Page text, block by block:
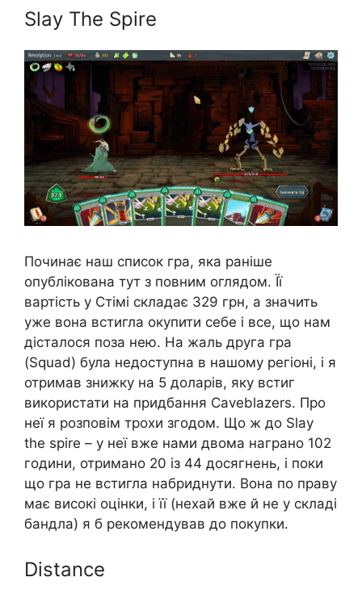
Slay The Spire
Починає наш список гра, яка раніше
опублікована тут з повним оглядом. Її
вартість у Стімі складає 329 грн, а значить
уже вона встигла окупити себе і все, що нам
дісталося поза нею. На жаль друга гра
(Squad) була недоступна в нашому регіоні, і я
отримав знижку на 5 доларів, яку встиг
використати на придбання Caveblazers. Про
неї я розповім трохи згодом. Що ж до Slay
the spire – у неї вже нами двома награно 102
години, отримано 20 із 44 досягнень, і поки
що гра не встигла набриднути. Вона по праву
має високі оцінки, і її (нехай вже й не у складі
бандла) я б рекомендував до покупки.
Distance